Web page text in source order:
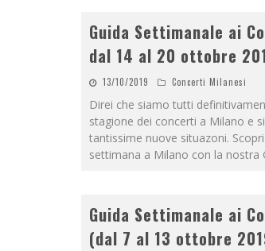
Guida Settimanale ai
dal 14 al 20 ottobre
13/10/2019 Concerti Milanesi
Direi che siamo tutti
stagione dei concerti a Milano e
tantissime nuove situazoni.
settimana a Milano con la nostra
Guida Settimanale ai
(dal 7 al 13 ottobre